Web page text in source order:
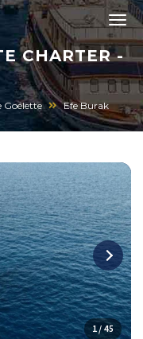
CHARTER -
Goélette Efe Burak
1 / 45